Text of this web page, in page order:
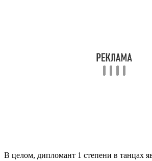
В целом, дипломант 1 степени в танцах